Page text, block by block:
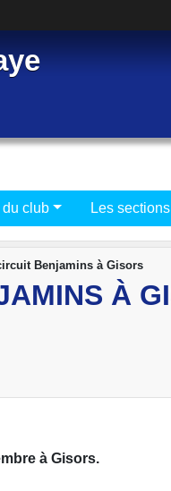
du club Les sections
Benjamins à Gisors
À
à Gisors.